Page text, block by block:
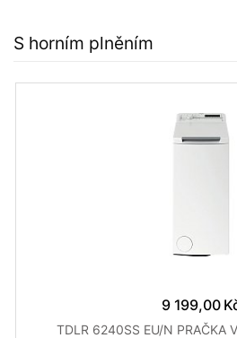
S horním plněním
9 199,00
TDLR 6240SS EU/N PRAČKA